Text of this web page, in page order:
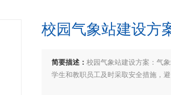
校园气象站建设方
简要描述： 校园气象站建设方案：气
学生和教职员工及时采取安全措施，